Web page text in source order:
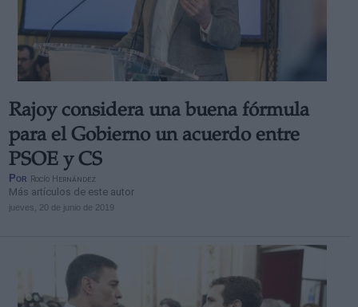
Rajoy considera una buena fórmula
para el Gobierno un acuerdo entre
PSOE y CS
Por Rocío Hernández
Más artículos de este autor
jueves, 20 de junio de 2019